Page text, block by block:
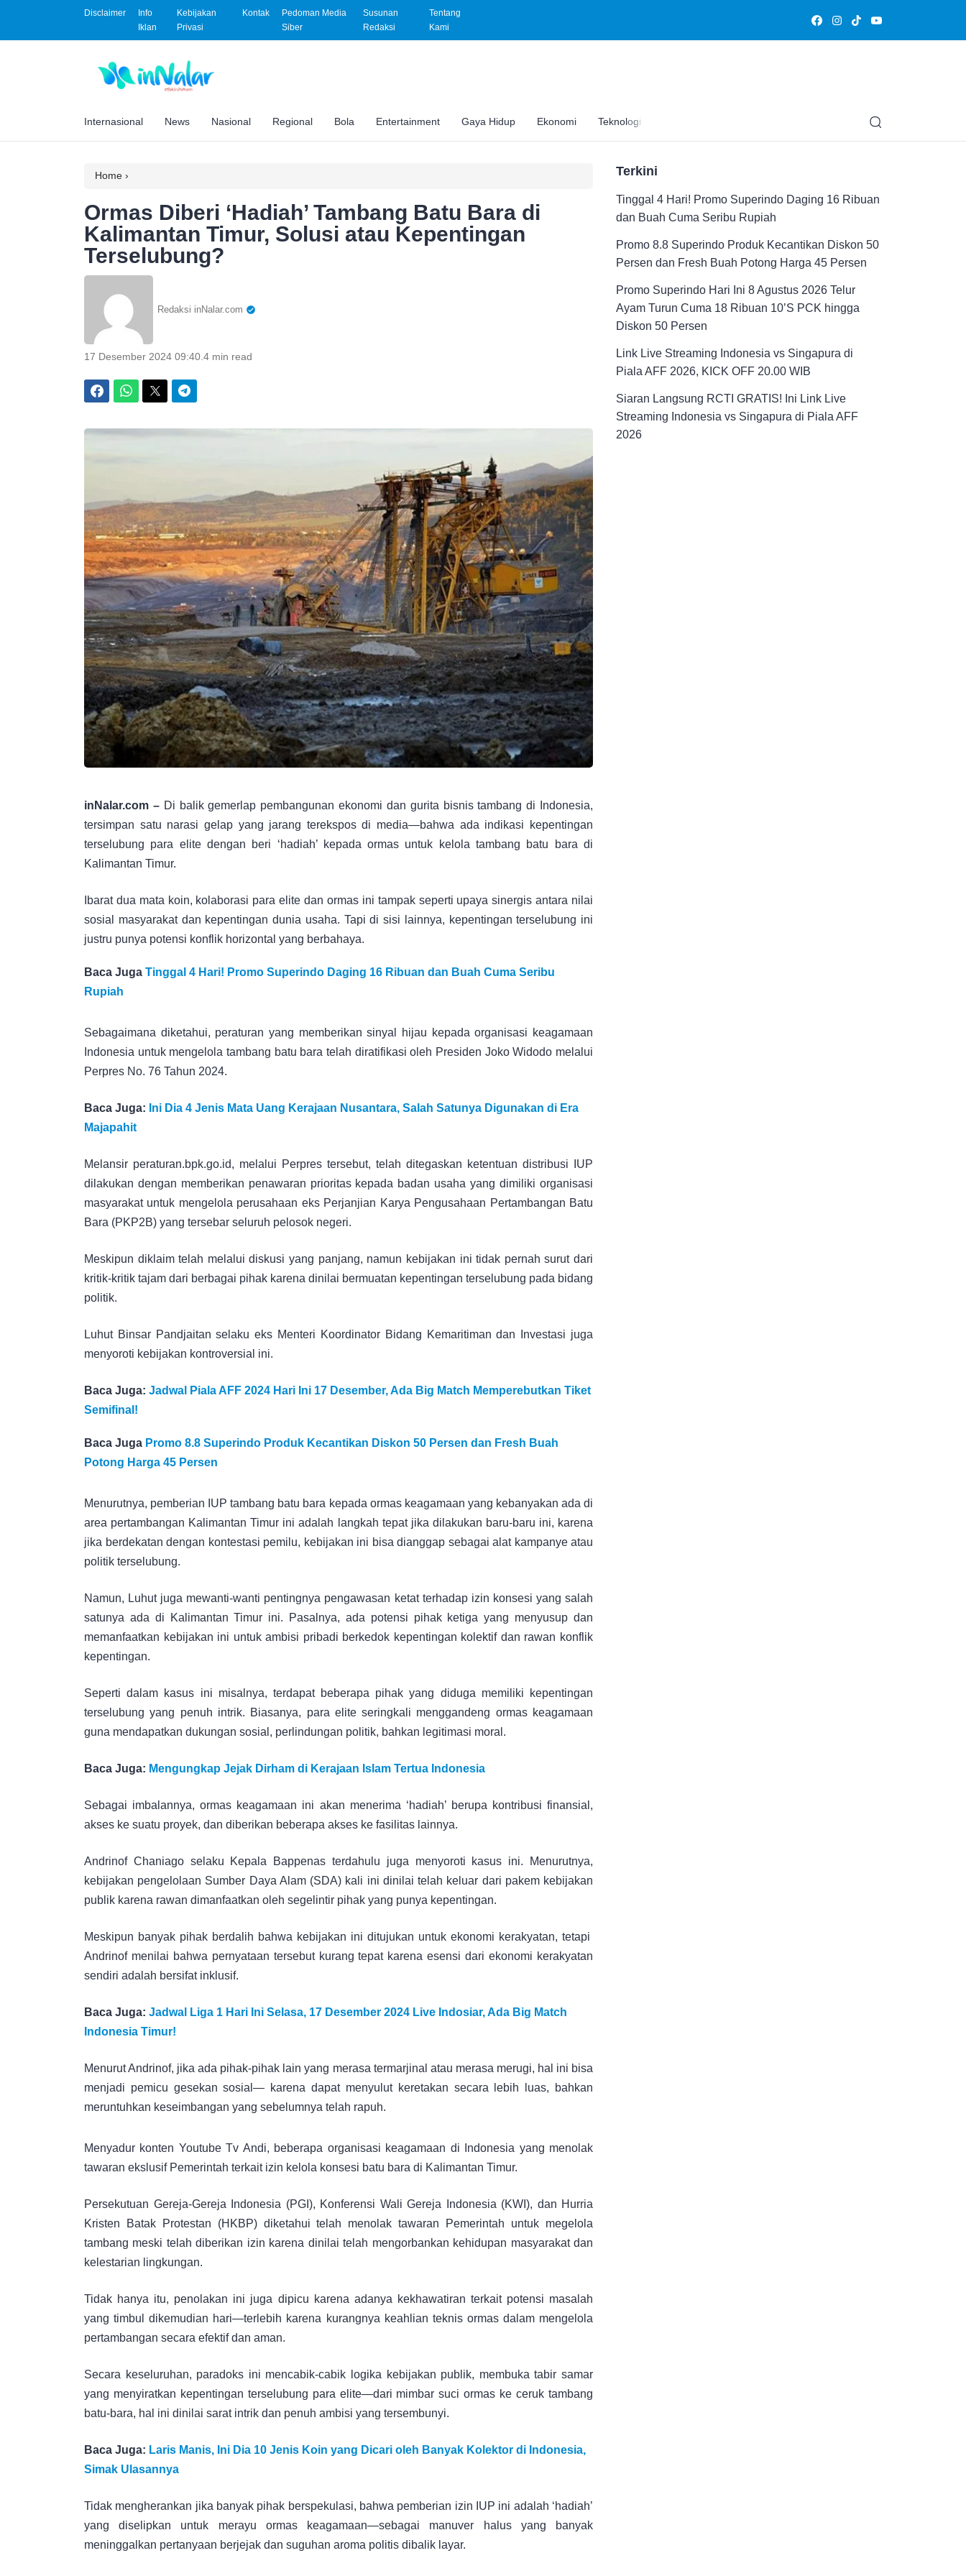
Disclaimer
Info
Iklan
Kebijakan
Privasi
Kontak
Pedoman Media
Siber
Susunan
Redaksi
Tentang
Kami
Internasional News Nasional Regional Bola Entertainment Gaya Hidup Ekonomi Teknologi Edukasi
Home ›
Ormas Diberi ‘Hadiah’ Tambang Batu Bara di
Kalimantan Timur, Solusi atau Kepentingan
Terselubung?
Redaksi inNalar.com
17 Desember 2024 09:40 4 min read
inNalar.com –Di balik gemerlap pembangunan ekonomi dan gurita bisnis tambang di Indonesia,
tersimpan satu narasi gelap yang jarang terekspos di media—bahwa ada indikasi kepentingan
terselubung para elite dengan beri ‘hadiah’ kepada ormas untuk kelola tambang batu bara di
Kalimantan Timur.
Ibarat dua mata koin, kolaborasi para elite dan ormas ini tampak seperti upaya sinergis antara nilai
sosial masyarakat dan kepentingan dunia usaha. Tapi di sisi lainnya, kepentingan terselubung ini
justru punya potensi konflik horizontal yang berbahaya.
Baca Juga Tinggal 4 Hari! Promo Superindo Daging 16 Ribuan dan Buah Cuma Seribu
Rupiah
Sebagaimana diketahui, peraturan yang memberikan sinyal hijau kepada organisasi keagamaan
Indonesia untuk mengelola tambang batu bara telah diratifikasi oleh Presiden Joko Widodo melalui
Perpres No. 76 Tahun 2024.
Baca Juga: Ini Dia 4 Jenis Mata Uang Kerajaan Nusantara, Salah Satunya Digunakan di Era
Majapahit
Melansir peraturan.bpk.go.id, melalui Perpres tersebut, telah ditegaskan ketentuan distribusi IUP
dilakukan dengan memberikan penawaran prioritas kepada badan usaha yang dimiliki organisasi
masyarakat untuk mengelola perusahaan eks Perjanjian Karya Pengusahaan Pertambangan Batu
Bara (PKP2B) yang tersebar seluruh pelosok negeri.
Meskipun diklaim telah melalui diskusi yang panjang, namun kebijakan ini tidak pernah surut dari
kritik-kritik tajam dari berbagai pihak karena dinilai bermuatan kepentingan terselubung pada bidang
politik.
Luhut Binsar Pandjaitan selaku eks Menteri Koordinator Bidang Kemaritiman dan Investasi juga
menyoroti kebijakan kontroversial ini.
Baca Juga: Jadwal Piala AFF 2024 Hari Ini 17 Desember, Ada Big Match Memperebutkan Tiket
Semifinal!
Baca Juga Promo 8.8 Superindo Produk Kecantikan Diskon 50 Persen dan Fresh Buah
Potong Harga 45 Persen
Menurutnya, pemberian IUP tambang batu bara kepada ormas keagamaan yang kebanyakan ada di
area pertambangan Kalimantan Timur ini adalah langkah tepat jika dilakukan baru-baru ini, karena
jika berdekatan dengan kontestasi pemilu, kebijakan ini bisa dianggap sebagai alat kampanye atau
politik terselubung.
Namun, Luhut juga mewanti-wanti pentingnya pengawasan ketat terhadap izin konsesi yang salah
satunya ada di Kalimantan Timur ini. Pasalnya, ada potensi pihak ketiga yang menyusup dan
memanfaatkan kebijakan ini untuk ambisi pribadi berkedok kepentingan kolektif dan rawan konflik
kepentingan.
Seperti dalam kasus ini misalnya, terdapat beberapa pihak yang diduga memiliki kepentingan
terselubung yang penuh intrik. Biasanya, para elite seringkali menggandeng ormas keagamaan
guna mendapatkan dukungan sosial, perlindungan politik, bahkan legitimasi moral.
Baca Juga: Mengungkap Jejak Dirham di Kerajaan Islam Tertua Indonesia
Sebagai imbalannya, ormas keagamaan ini akan menerima ‘hadiah’ berupa kontribusi finansial,
akses ke suatu proyek, dan diberikan beberapa akses ke fasilitas lainnya.
Andrinof Chaniago selaku Kepala Bappenas terdahulu juga menyoroti kasus ini. Menurutnya,
kebijakan pengelolaan Sumber Daya Alam (SDA) kali ini dinilai telah keluar dari pakem kebijakan
publik karena rawan dimanfaatkan oleh segelintir pihak yang punya kepentingan.
Meskipun banyak pihak berdalih bahwa kebijakan ini ditujukan untuk ekonomi kerakyatan, tetapi
Andrinof menilai bahwa pernyataan tersebut kurang tepat karena esensi dari ekonomi kerakyatan
sendiri adalah bersifat inklusif.
Baca Juga: Jadwal Liga 1 Hari Ini Selasa, 17 Desember 2024 Live Indosiar, Ada Big Match
Indonesia Timur!
Menurut Andrinof, jika ada pihak-pihak lain yang merasa termarjinal atau merasa merugi, hal ini bisa
menjadi pemicu gesekan sosial— karena dapat menyulut keretakan secara lebih luas, bahkan
meruntuhkan keseimbangan yang sebelumnya telah rapuh.
Menyadur konten Youtube Tv Andi, beberapa organisasi keagamaan di Indonesia yang menolak
tawaran ekslusif Pemerintah terkait izin kelola konsesi batu bara di Kalimantan Timur.
Persekutuan Gereja-Gereja Indonesia (PGI), Konferensi Wali Gereja Indonesia (KWI), dan Hurria
Kristen Batak Protestan (HKBP) diketahui telah menolak tawaran Pemerintah untuk megelola
tambang meski telah diberikan izin karena dinilai telah mengorbankan kehidupan masyarakat dan
kelestarian lingkungan.
Tidak hanya itu, penolakan ini juga dipicu karena adanya kekhawatiran terkait potensi masalah
yang timbul dikemudian hari—terlebih karena kurangnya keahlian teknis ormas dalam mengelola
pertambangan secara efektif dan aman.
Secara keseluruhan, paradoks ini mencabik-cabik logika kebijakan publik, membuka tabir samar
yang menyiratkan kepentingan terselubung para elite—dari mimbar suci ormas ke ceruk tambang
batu-bara, hal ini dinilai sarat intrik dan penuh ambisi yang tersembunyi.
Baca Juga: Laris Manis, Ini Dia 10 Jenis Koin yang Dicari oleh Banyak Kolektor di Indonesia,
Simak Ulasannya
Tidak mengherankan jika banyak pihak berspekulasi, bahwa pemberian izin IUP ini adalah ‘hadiah’
yang diselipkan untuk merayu ormas keagamaan—sebagai manuver halus yang banyak
meninggalkan pertanyaan berjejak dan suguhan aroma politis dibalik layar.
Terkini
Tinggal 4 Hari! Promo Superindo Daging 16 Ribuan
dan Buah Cuma Seribu Rupiah
Promo 8.8 Superindo Produk Kecantikan Diskon 50
Persen dan Fresh Buah Potong Harga 45 Persen
Promo Superindo Hari Ini 8 Agustus 2026 Telur
Ayam Turun Cuma 18 Ribuan 10’S PCK hingga
Diskon 50 Persen
Link Live Streaming Indonesia vs Singapura di
Piala AFF 2026, KICK OFF 20.00 WIB
Siaran Langsung RCTI GRATIS! Ini Link Live
Streaming Indonesia vs Singapura di Piala AFF
2026